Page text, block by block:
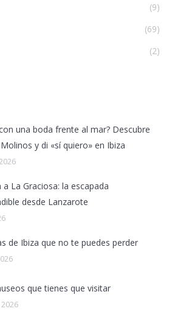
(9)
(69)
(2)
una boda frente al mar? Descubre
y di «sí quiero» en Ibiza
a La Graciosa: la escapada
desde Lanzarote
de Ibiza que no te puedes perder
que tienes que visitar